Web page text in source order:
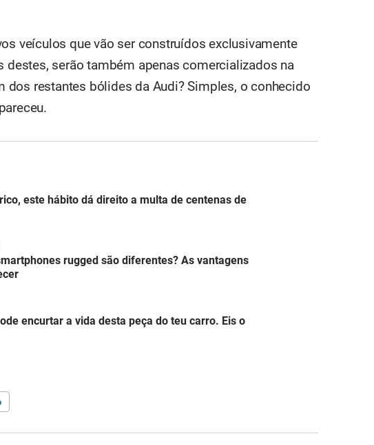
veículos que vão ser construídos exclusivamente
destes, serão também apenas comercializados na
dos restantes bólides da Audi? Simples, o conhecido
este hábito dá direito a multa de centenas de
rugged são diferentes? As vantagens
encurtar a vida desta peça do teu carro. Eis o